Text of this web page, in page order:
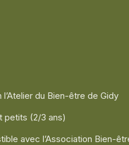
l’Atelier du Bien-être de Gidy
petits (2/3 ans)
avec l’Association Bien-